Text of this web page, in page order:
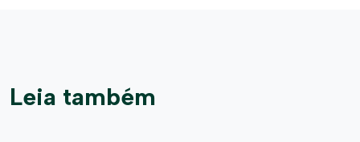
Leia também